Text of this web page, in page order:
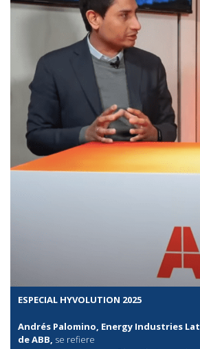
ESPECIAL HYVOLUTION 2025
Andrés Palomino, Energy Industries
de ABB, se refiere